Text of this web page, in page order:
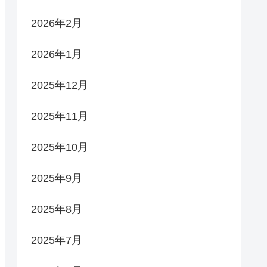
2026年2月
2026年1月
2025年12月
2025年11月
2025年10月
2025年9月
2025年8月
2025年7月